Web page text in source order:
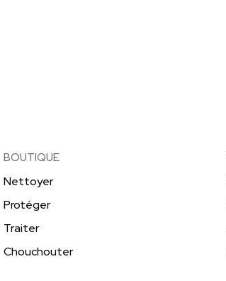
BOUTIQUE
Nettoyer
Protéger
Traiter
Chouchouter